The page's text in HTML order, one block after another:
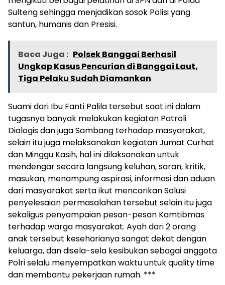
Sulteng sehingga menjadikan sosok Polisi yang
santun, humanis dan Presisi.
Baca Juga : Polsek Banggai Berhasil
Ungkap Kasus Pencurian di Banggai Laut,
Tiga Pelaku Sudah Diamankan
Suami dari Ibu Fanti Palila tersebut saat ini dalam
tugasnya banyak melakukan kegiatan Patroli
Dialogis dan juga Sambang terhadap masyarakat,
selain itu juga melaksanakan kegiatan Jumat Curhat
dan Minggu Kasih, hal ini dilaksanakan untuk
mendengar secara langsung keluhan, saran, kritik,
masukan, menampung aspirasi, informasi dan aduan
dari masyarakat serta ikut mencarikan Solusi
penyelesaian permasalahan tersebut selain itu juga
sekaligus penyampaian pesan-pesan Kamtibmas
terhadap warga masyarakat. Ayah dari 2 orang
anak tersebut keseharianya sangat dekat dengan
keluarga, dan disela-sela kesibukan sebagai anggota
Polri selalu menyempatkan waktu untuk quality time
dan membantu pekerjaan rumah. ***